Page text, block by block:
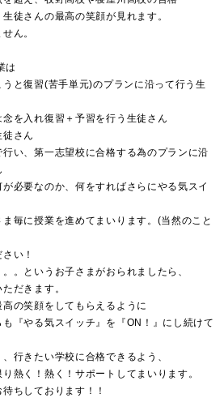
徒さんの最高の笑顔が見れます。
ん。
は
うと復習(苦手単元)のプランに沿って行う生
念を入れ復習＋予習を行う生徒さん
徒さん
行い、第一志望校に合格する為のプランに沿
必要なのか、何をすればさらにやる気スイ
毎に授業を進めてまいります。(当然のこと
い！
。というお子さまがおられましたら、
だきます。
の笑顔をしてもらえるように
『やる気スイッチ』を『ON！』にし続けて
行きたい学校に合格できるよう、
熱く！熱く！サポートしてまいります。
ちしております！！